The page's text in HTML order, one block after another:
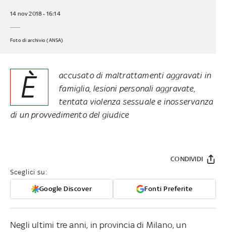
14 nov 2018 - 16:14
Foto di archivio (ANSA)
È
accusato di maltrattamenti aggravati in
famiglia, lesioni personali aggravate,
tentata violenza sessuale e inosservanza
di un provvedimento del giudice
Sceglici su:
Google Discover Fonti Preferite
CONDIVIDI
Negli ultimi tre anni, in provincia di Milano, un